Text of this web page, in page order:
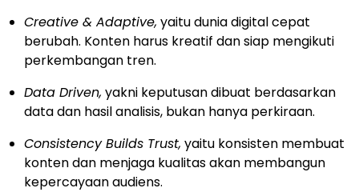
Creative & Adaptive, yaitu dunia digital cepat
berubah. Konten harus kreatif dan siap mengikuti
perkembangan tren.
Data Driven, yakni keputusan dibuat berdasarkan
data dan hasil analisis, bukan hanya perkiraan.
Consistency Builds Trust, yaitu konsisten membuat
konten dan menjaga kualitas akan membangun
kepercayaan audiens.